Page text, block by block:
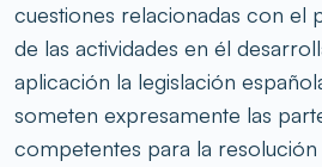
cuestiones relacionadas con el
de las actividades en él
aplicación la legislación
someten expresamente las
competentes para la